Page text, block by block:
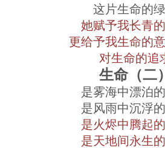
这片生命的
她赋予我长青
更给予我生命的
对生命的追
生命（二）
是雾海中漂泊
是风雨中沉浮
是火烬中腾起
是天地间永生